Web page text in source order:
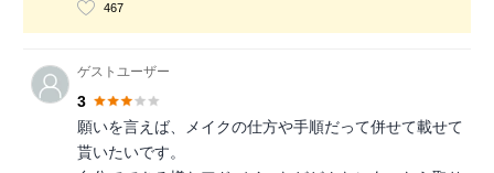
467
ゲストユーザー
3
願いを言えば、メイクの仕方や手順だって併せて載せて
貰いたいです。